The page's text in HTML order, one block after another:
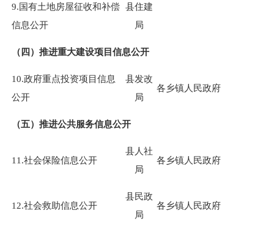
9.国有土地房屋征收和补偿
信息公开
县住建
局
（四）推进重大建设项目信息公开
10.政府重点投资项目信息
公开
县发改
局
各乡镇人民政府
（五）推进公共服务信息公开
11.社会保险信息公开
县人社
局
各乡镇人民政府
12.社会救助信息公开
县民政
局
各乡镇人民政府